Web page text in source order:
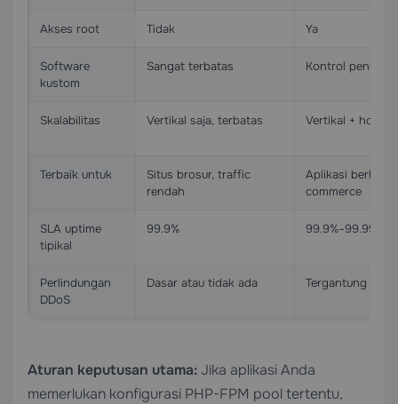
Akses root Tidak Ya
Software
kustom
Sangat terbatas Kontrol penuh
Skalabilitas Vertikal saja, terbatas Vertikal +
Terbaik untuk
Situs brosur, traffic
rendah
Aplikasi
commerce
SLA uptime
tipikal
99.9% 99.9%–99.99%
Perlindungan
DDoS
Dasar atau tidak ada Tergantung
Aturan keputusan utama: Jika aplikasi Anda
memerlukan konfigurasi PHP-FPM pool tertentu,